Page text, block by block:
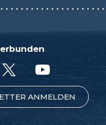
ANMELDEN